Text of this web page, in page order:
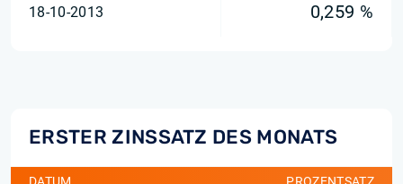
18-10-2013 0,259 %
ERSTER ZINSSATZ DES MONATS